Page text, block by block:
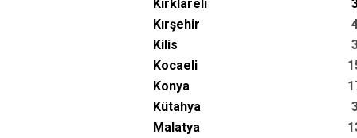
Kırklareli
Kırşehir
Kilis
Kocaeli
Konya
Kütahya
Malatya